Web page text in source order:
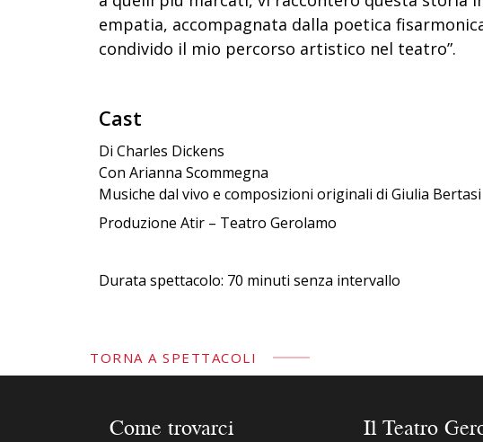
empatia, accompagnata dalla poetica
condivido il mio percorso artistico nel teatro”.
Cast
Di Charles Dickens
Con Arianna Scommegna
Musiche dal vivo e composizioni originali di Giulia Bertasi
Produzione Atir – Teatro Gerolamo
Durata spettacolo: 70 minuti senza intervallo
TORNA A SPETTACOLI
Come trovarci Il Teatro